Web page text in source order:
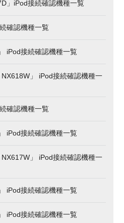
」iPod接続確認機種一覧
確認機種一覧
iPod接続確認機種一覧
NX618W」 iPod接続確認機種一
確認機種一覧
iPod接続確認機種一覧
NX617W」 iPod接続確認機種一
iPod接続確認機種一覧
iPod接続確認機種一覧